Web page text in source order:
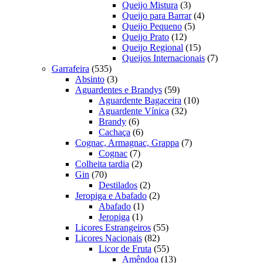
produtos
Queijo Mistura 33
produtos
Queijo para Barrar 44
Queijo Pequeno 55
Queijo Prato 1212
produtos
Queijo Regional 1515
produtos
Queijos Internacionais 77
Garrafeira 535535
produtos
Absinto 33
produtos
Aguardentes e Brandys 5959
produtos
Aguardente Bagaceira 1010
Aguardente Vínica 3232
Brandy 66
produtos
Cachaça 66
produtos
Cognac, Armagnac, Grappa 77
Cognac 77
produtos
Colheita tardia 22
Gin 7070
produtos
Destilados 22
produtos
Jeropiga e Abafado 22
Abafado 11
produto
Jeropiga 11
produto
Licores Estrangeiros 5555
Licores Nacionais 8282
produtos
Licor de Fruta 5555
produtos
Amêndoa 1313